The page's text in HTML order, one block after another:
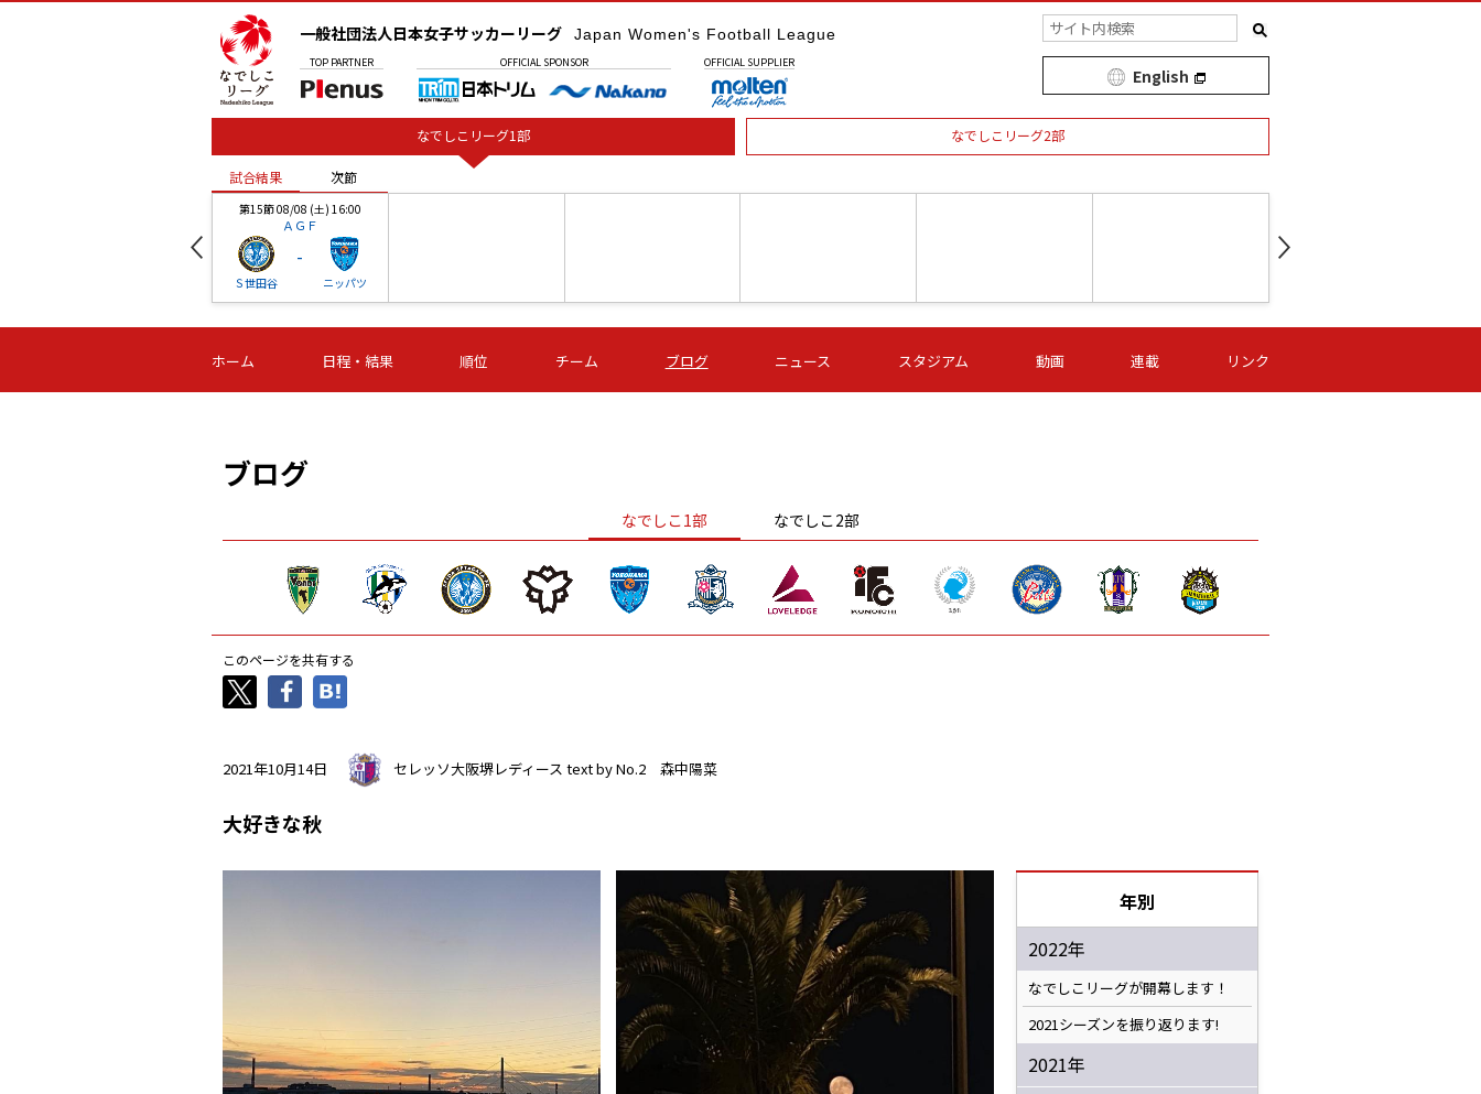
一般社団法人日本女子サッカーリーグ Japan Women's Football League
TOP PARTNER OFFICIAL SPONSOR OFFICIAL SUPPLIER
English
なでしこリーグ1部 なでしこリーグ2部
試合結果 次節
第15節 08/08 (土) 16:00
ＡＧＦ
Ｓ世田谷
-
ニッパツ
-
第16節 09/05 (土) 15:00
ニッパツ
-
第16節 09/05 (土) 15:00
石人の星
-
第16節 09/05 (土) 16:00
ＡＧＦ
-
いちご
-
第16節 09/06 (日) 15:00
-
第16節 09/06 (日) 15:00
- -
試合結果 次節
ホーム 日程・結果 順位 チーム ブログ ニュース スタジアム 動画 連載 リンク
ブログ
なでしこ1部 なでしこ2部
このページを共有する
2021年10月14日 セレッソ大阪堺レディース text by No.2 森中陽菜
大好きな秋
年別
2022年
なでしこリーグが開幕します！
2021シーズンを振り返ります!
2021年